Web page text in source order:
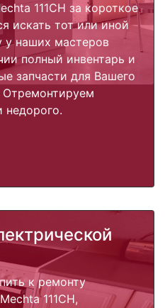
111CH за короткое
искать тот или иной
у наших мастеров
полный инвентарь и
запчасти для Вашего
Отремонтируем
недорого.
к ремонту
111CH,